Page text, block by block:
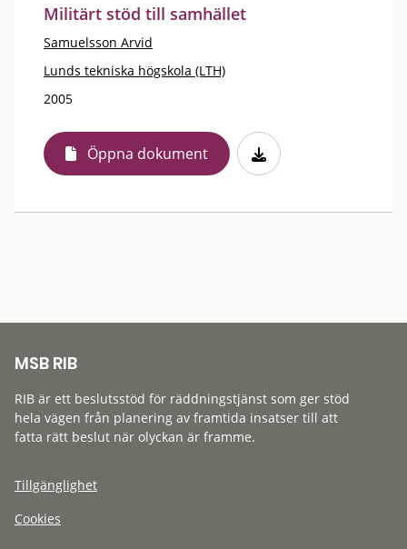
Militärt stöd till samhället
Samuelsson Arvid
Lunds tekniska högskola (LTH)
2005
Öppna dokument
MSB RIB
RIB är ett beslutsstöd för räddningstjänst som ger stöd
hela vägen från planering av framtida insatser till att
fatta rätt beslut när olyckan är framme.
Tillgänglighet
Cookies